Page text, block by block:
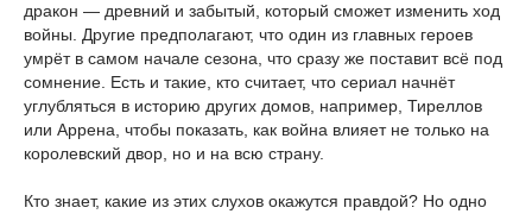
дракон — древний и забытый, который сможет изменить ход
войны. Другие предполагают, что один из главных героев
умрёт в самом начале сезона, что сразу же поставит всё под
сомнение. Есть и такие, кто считает, что сериал начнёт
углубляться в историю других домов, например, Тиреллов
или Аррена, чтобы показать, как война влияет не только на
королевский двор, но и на всю страну.
Кто знает, какие из этих слухов окажутся правдой? Но одно